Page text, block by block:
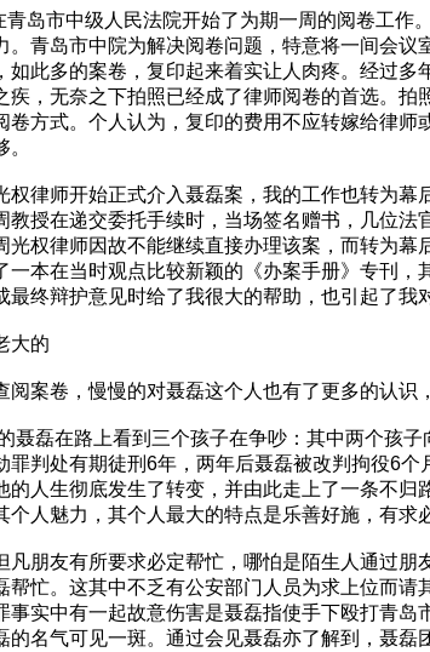
青岛市中级人民法院开始了为期一周的阅卷工
。青岛市中院为解决阅卷问题，特意将一间会
如此多的案卷，复印起来着实让人肉疼。经过
疾，无奈之下拍照已经成了律师阅卷的首选。
卷方式。个人认为，复印的费用不应转嫁给律
权律师开始正式介入聂磊案，我的工作也转为
教授在递交委托手续时，当场签名赠书，几位
光权律师因故不能继续直接办理该案，而转为
一本在当时观点比较新颖的《办案手册》专刊
最终辩护意见时给了我很大的帮助，也引起了我
大的
阅案卷，慢慢的对聂磊这个人也有了更多的认识
聂磊在路上看到三个孩子在争吵：其中两个孩
罪判处有期徒刑6年，两年后聂磊被改判拘役6
的人生彻底发生了转变，并由此走上了一条不
个人魅力，其个人最大的特点是乐善好施，有求
凡朋友有所要求必定帮忙，哪怕是陌生人通过
帮忙。这其中不乏有公安部门人员为求上位而请
事实中有一起故意伤害是聂磊指使手下殴打青
的名气可见一斑。通过会见聂磊亦了解到，聂